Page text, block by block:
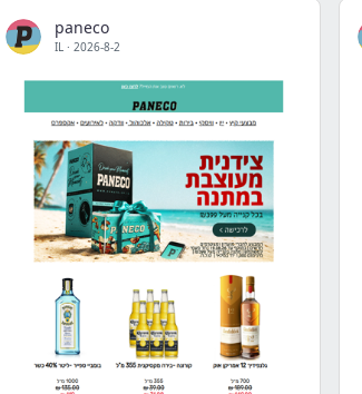
paneco
IL · 2026-8-2